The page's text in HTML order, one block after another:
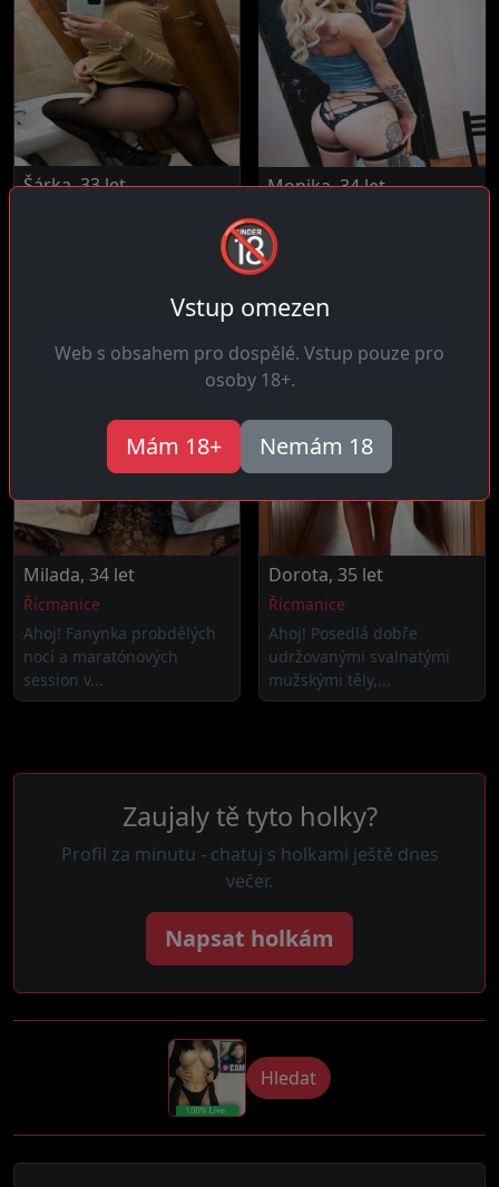
Šárka, 33 let
Čau! Jsem něžná a mazlivá
Monika, 34 let
Čau! Sportovní a plná
energie, hledám muže co
Milada, 34 let
Řícmanice
Ahoj! Fanynka probdělých
nocí a maratónových
session v...
Dorota, 35 let
Řícmanice
Ahoj! Posedlá dobře
udržovanými svalnatými
mužskými těly,...
Zaujaly tě tyto holky?
Profil za minutu - chatuj s holkami ještě dnes
večer.
Napsat holkám
Hledat
🔞
Vstup omezen
Web s obsahem pro dospělé. Vstup pouze pro
osoby 18+.
Mám 18+ Nemám 18